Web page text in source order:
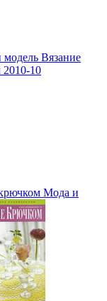
Вязание
10
Мода и